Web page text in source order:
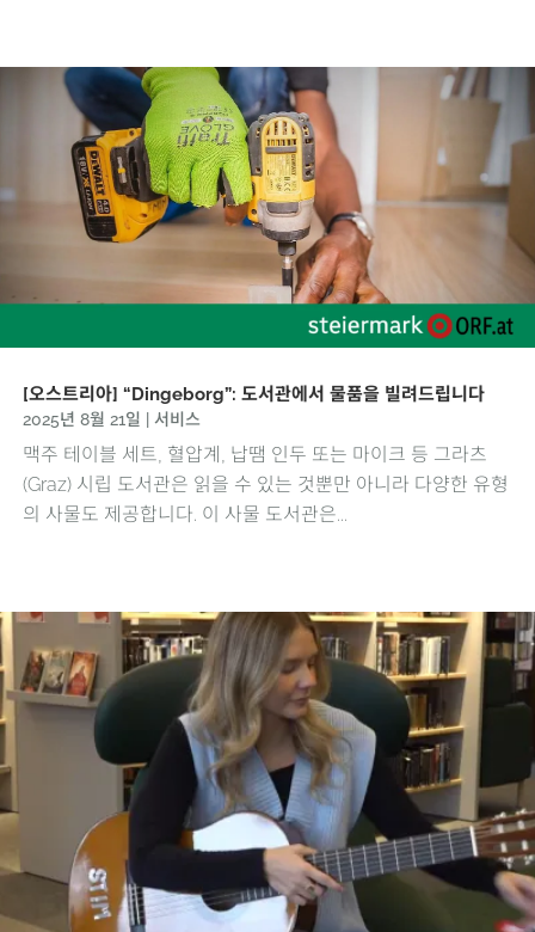
[오스트리아] “Dingeborg”: 도서관에서 물품을 빌려드립니다
2025년 8월 21일 서비스
맥주 테이블 세트, 혈압계, 납땜 인두 또는 마이크 등 그라츠
(Graz) 시립 도서관은 읽을 수 있는 것뿐만 아니라 다양한 유형
의 사물도 제공합니다. 이 사물 도서관은...